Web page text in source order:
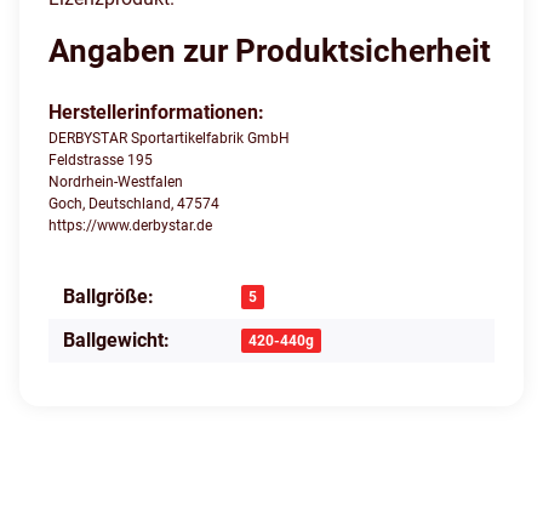
Angaben zur Produktsicherheit
Herstellerinformationen:
DERBYSTAR Sportartikelfabrik GmbH
Feldstrasse 195
Nordrhein-Westfalen
Goch, Deutschland, 47574
https://www.derbystar.de
Produkteigenschaft
Wert
Ballgröße: 5
Ballgewicht: 420-440g